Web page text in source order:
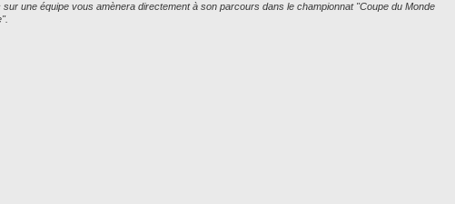
sur une équipe vous amènera directement à son parcours dans le championnat "Coupe du Monde